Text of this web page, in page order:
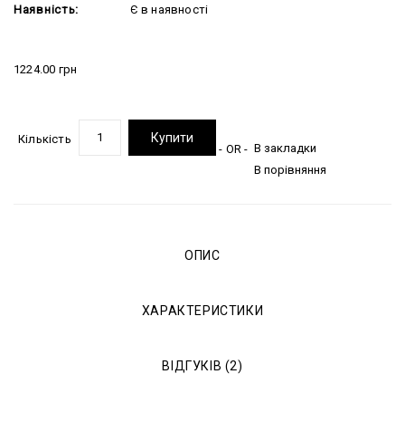
Наявність: Є в наявності
1224.00 грн
Кількість Купити
- OR - В закладки
В порівняння
ОПИС
ХАРАКТЕРИСТИКИ
ВІДГУКІВ (2)